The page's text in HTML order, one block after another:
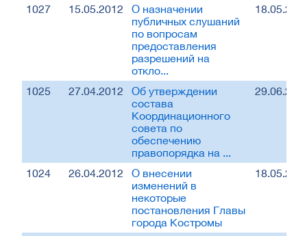
1027 15.05.2012
О назначении
публичных слушаний
по вопросам
предоставления
разрешений на
откло...
1025 27.04.2012
Об утверждении
состава
Координационного
совета по
обеспечению
правопорядка на ...
1024 26.04.2012
О внесении
изменений в
некоторые
постановления Главы
города Костромы